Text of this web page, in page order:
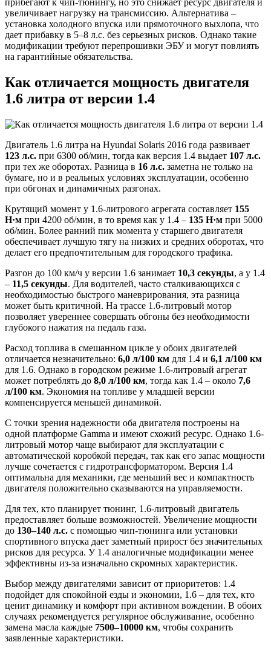
прибегают к чип-тюнингу, но это снижает ресурс двигателя и
увеличивает нагрузку на трансмиссию. Альтернатива –
установка холодного впуска или прямоточного выхлопа, что
дает прибавку в 5–8 л.с. без серьезных рисков. Однако такие
модификации требуют перепрошивки ЭБУ и могут повлиять
на гарантийные обязательства.
Как отличается мощность двигателя
1.6 литра от версии 1.4
Двигатель 1.6 литра на Hyundai Solaris 2016 года развивает
123 л.с. при 6300 об/мин, тогда как версия 1.4 выдает 107 л.с.
при тех же оборотах. Разница в 16 л.с. заметна не только на
бумаге, но и в реальных условиях эксплуатации, особенно
при обгонах и динамичных разгонах.
Крутящий момент у 1.6-литрового агрегата составляет 155
Н·м при 4200 об/мин, в то время как у 1.4 – 135 Н·м при 5000
об/мин. Более ранний пик момента у старшего двигателя
обеспечивает лучшую тягу на низких и средних оборотах, что
делает его предпочтительным для городского трафика.
Разгон до 100 км/ч у версии 1.6 занимает 10,3 секунды, а у 1.4
– 11,5 секунды. Для водителей, часто сталкивающихся с
необходимостью быстрого маневрирования, эта разница
может быть критичной. На трассе 1.6-литровый мотор
позволяет увереннее совершать обгоны без необходимости
глубокого нажатия на педаль газа.
Расход топлива в смешанном цикле у обоих двигателей
отличается незначительно: 6,0 л/100 км для 1.4 и 6,1 л/100 км
для 1.6. Однако в городском режиме 1.6-литровый агрегат
может потреблять до 8,0 л/100 км, тогда как 1.4 – около 7,6
л/100 км. Экономия на топливе у младшей версии
компенсируется меньшей динамикой.
С точки зрения надежности оба двигателя построены на
одной платформе Gamma и имеют схожий ресурс. Однако 1.6-
литровый мотор чаще выбирают для эксплуатации с
автоматической коробкой передач, так как его запас мощности
лучше сочетается с гидротрансформатором. Версия 1.4
оптимальна для механики, где меньший вес и компактность
двигателя положительно сказываются на управляемости.
Для тех, кто планирует тюнинг, 1.6-литровый двигатель
предоставляет больше возможностей. Увеличение мощности
до 130–140 л.с. с помощью чип-тюнинга или установки
спортивного впуска дает заметный прирост без значительных
рисков для ресурса. У 1.4 аналогичные модификации менее
эффективны из-за изначально скромных характеристик.
Выбор между двигателями зависит от приоритетов: 1.4
подойдет для спокойной езды и экономии, 1.6 – для тех, кто
ценит динамику и комфорт при активном вождении. В обоих
случаях рекомендуется регулярное обслуживание, особенно
замена масла каждые 7500–10000 км, чтобы сохранить
заявленные характеристики.